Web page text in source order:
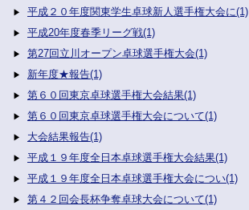
平成２０年度関東学生卓球新人選手権大会に(1)
平成20年度春季リーグ戦(1)
第27回立川オープン卓球選手権大会(1)
新年度★報告(1)
第６０回東京卓球選手権大会結果(1)
第６０回東京卓球選手権大会について(1)
大会結果報告(1)
平成１９年度全日本卓球選手権大会結果(1)
平成１９年度全日本卓球選手権大会につい(1)
第４２回会長杯争奪卓球大会について(1)